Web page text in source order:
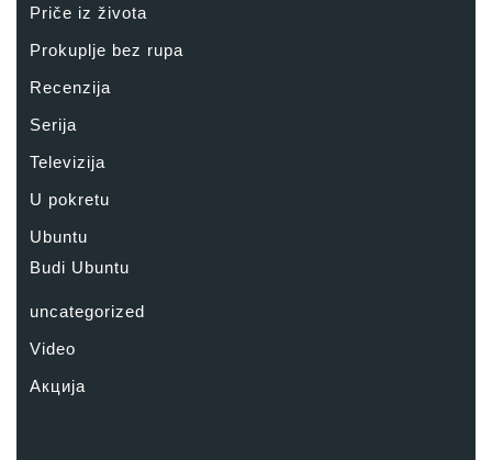
Priče iz života
Prokuplje bez rupa
Recenzija
Serija
Televizija
U pokretu
Ubuntu
Budi Ubuntu
uncategorized
Video
Акција